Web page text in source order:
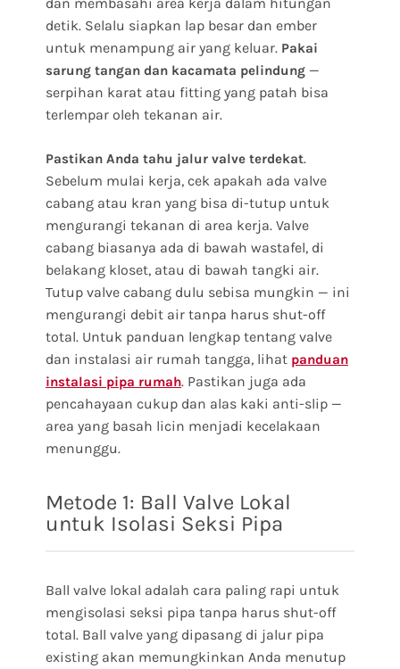
detik. Selalu siapkan lap besar dan ember
untuk menampung air yang keluar. Pakai
sarung tangan dan kacamata pelindung —
serpihan karat atau fitting yang patah bisa
terlempar oleh tekanan air.
Pastikan Anda tahu jalur valve terdekat.
Sebelum mulai kerja, cek apakah ada valve
cabang atau kran yang bisa di-tutup untuk
mengurangi tekanan di area kerja. Valve
cabang biasanya ada di bawah wastafel, di
belakang kloset, atau di bawah tangki air.
Tutup valve cabang dulu sebisa mungkin — ini
mengurangi debit air tanpa harus shut-off
total. Untuk panduan lengkap tentang valve
dan instalasi air rumah tangga, lihat panduan
instalasi pipa rumah. Pastikan juga ada
pencahayaan cukup dan alas kaki anti-slip —
area yang basah licin menjadi kecelakaan
menunggu.
Metode 1: Ball Valve Lokal
untuk Isolasi Seksi Pipa
Ball valve lokal adalah cara paling rapi untuk
mengisolasi seksi pipa tanpa harus shut-off
total. Ball valve yang dipasang di jalur pipa
existing akan memungkinkan Anda menutup